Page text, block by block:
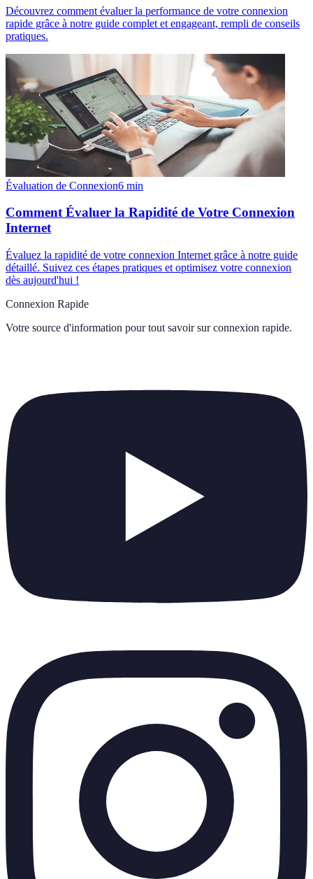
Découvrez comment évaluer la performance de votre connexion
rapide grâce à notre guide complet et engageant, rempli de conseils
pratiques.
Évaluation de Connexion6 min
Comment Évaluer la Rapidité de Votre Connexion
Internet
Évaluez la rapidité de votre connexion Internet grâce à notre guide
détaillé. Suivez ces étapes pratiques et optimisez votre connexion
dès aujourd'hui !
Connexion Rapide
Votre source d'information pour tout savoir sur connexion rapide.